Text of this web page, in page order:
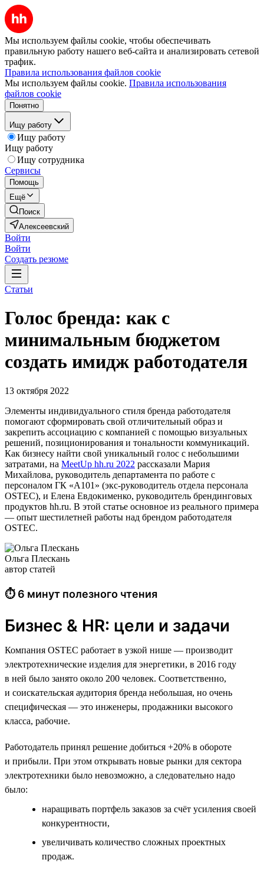
Мы используем файлы cookie, чтобы обеспечивать
правильную работу нашего веб-сайта и анализировать сетевой
трафик.
Правила использования файлов cookie
Мы используем файлы cookie. Правила использования
файлов cookie
Понятно
Ищу работу
Ищу работу
Ищу работу
Ищу сотрудника
Сервисы
Помощь
Ещё
Поиск
Алексеевский
Войти
Войти
Создать резюме
Статьи
Голос бренда: как с
минимальным бюджетом
создать имидж работодателя
13 октября 2022
Элементы индивидуального стиля бренда работодателя
помогают сформировать свой отличительный образ и
закрепить ассоциацию с компанией с помощью визуальных
решений, позиционирования и тональности коммуникаций.
Как бизнесу найти свой уникальный голос с небольшими
затратами, на MeetUp hh.ru 2022 рассказали Мария
Михайлова, руководитель департамента по работе с
персоналом ГК «А101» (экс-руководитель отдела персонала
OSTEC), и Елена Евдокименко, руководитель брендинговых
продуктов hh.ru. В этой статье основное из реального примера
— опыт шестилетней работы над брендом работодателя
OSTEC.
Ольга Плескань
автор статей
⏱ 6 минут полезного чтения
Бизнес & HR: цели и задачи
Компания OSTEC работает в узкой нише — производит
электротехнические изделия для энергетики, в 2016 году
в ней было занято около 200 человек. Соответственно,
и соискательская аудитория бренда небольшая, но очень
специфическая — это инженеры, продажники высокого
класса, рабочие.
Работодатель принял решение добиться +20% в обороте
и прибыли. При этом открывать новые рынки для сектора
электротехники было невозможно, а следовательно надо
было:
наращивать портфель заказов за счёт усиления своей
конкурентности,
увеличивать количество сложных проектных
продаж.